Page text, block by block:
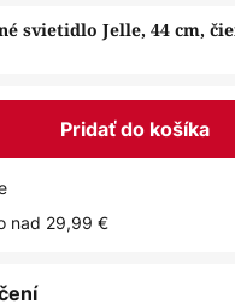
svietidlo Jelle, 44 cm,
Pridať do košíka
nad 29,99 €